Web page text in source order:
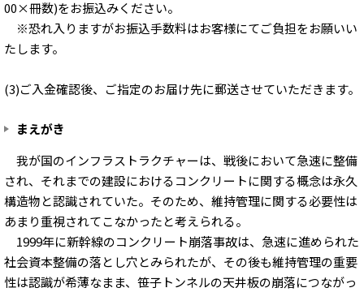
00×冊数)をお振込みください。
※恐れ入りますがお振込手数料はお客様にてご負担をお願いい
たします。
(3)ご入金確認後、ご指定のお届け先に郵送させていただきます。
まえがき
我が国のインフラストラクチャーは、戦後において急速に整備
され、それまでの建設におけるコンクリートに関する概念は永久
構造物と認識されていた。そのため、維持管理に関する必要性は
あまり重視されてこなかったと考えられる。
1999年に新幹線のコンクリート崩落事故は、急速に進められた
社会資本整備の落とし穴とみられたが、その後も維持管理の重要
性は認識が希薄なまま、笹子トンネルの天井板の崩落につながっ